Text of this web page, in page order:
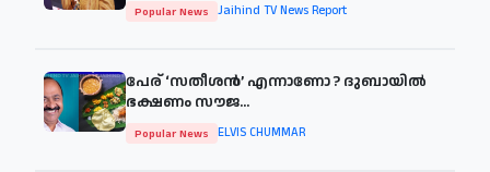
Popular News Jaihind TV News Report
പേര് ‘സതീശന്‍’ എന്നാണോ ? ദുബായില്‍
ഭക്ഷണം സൗജ...
Popular News ELVIS CHUMMAR